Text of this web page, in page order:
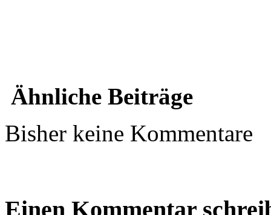
Ähnliche Beiträge
Bisher keine Kommentare
Einen Kommentar